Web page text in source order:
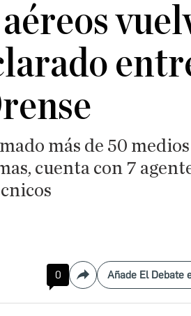
más de 50
cuenta con 7
0 CompartirAñade El Debate